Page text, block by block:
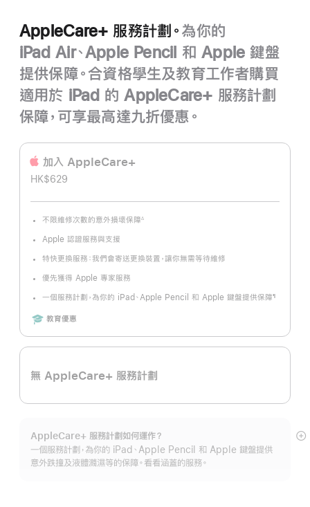
AppleCare+ 服務計劃。 為你的
iPad Air、Apple Pencil 和 Apple 鍵盤
提供保障。合資格學生及教育工作者購買
適用於 iPad 的 AppleCare+ 服務計劃
保障，可享最高達九折優惠。
加入 AppleCare+
HK$629
不限維修次數的意外損壞保障∆
Apple 認證服務與支援
特快更換服務：我們會寄送更換裝置，讓你無需等待維修
優先獲得 Apple 專家服務
一個服務計劃，為你的 iPad、Apple Pencil 和 Apple 鍵盤提供保障¶
Includes
教育優惠
無 AppleCare+ 服務計劃
AppleCare+ 服務計劃如何運作？
一個服務計劃，為你的 iPad、Apple Pencil 和 Apple 鍵盤提供
意外跌撞及液體濺濕等的保障。看看涵蓋的服務。
顯